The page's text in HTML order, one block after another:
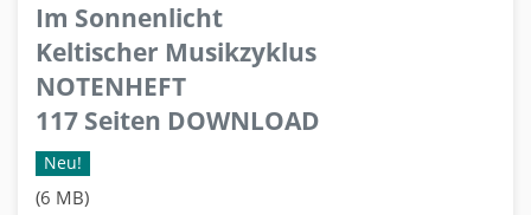
Im Sonnenlicht
Keltischer Musikzyklus
NOTENHEFT
117 Seiten DOWNLOAD
Neu!
(6 MB)